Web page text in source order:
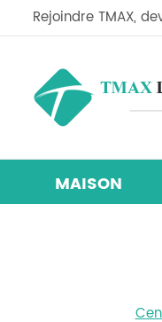
Rejoindre TMAX,
MAISON